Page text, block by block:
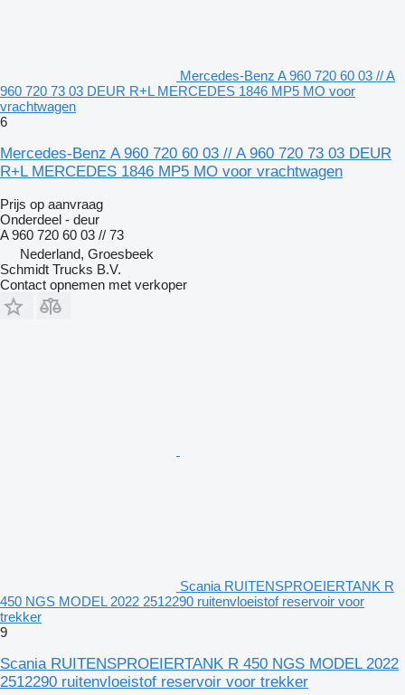
Mercedes-Benz A 960 720 60 03 // A
960 720 73 03 DEUR R+L MERCEDES 1846 MP5 MO voor
vrachtwagen
6
Mercedes-Benz A 960 720 60 03 // A 960 720 73 03 DEUR
R+L MERCEDES 1846 MP5 MO voor vrachtwagen
Prijs op aanvraag
Onderdeel - deur
A 960 720 60 03 // 73
Nederland, Groesbeek
Schmidt Trucks B.V.
Contact opnemen met verkoper
Scania RUITENSPROEIERTANK R
450 NGS MODEL 2022 2512290 ruitenvloeistof reservoir voor
trekker
9
Scania RUITENSPROEIERTANK R 450 NGS MODEL 2022
2512290 ruitenvloeistof reservoir voor trekker